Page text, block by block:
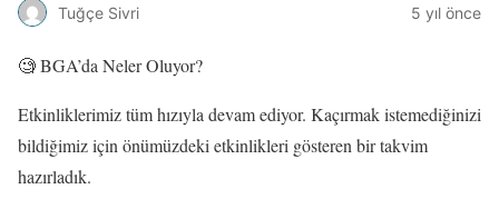
Tuğçe Sivri 5 yıl önce
🧐 BGA’da Neler Oluyor?
Etkinliklerimiz tüm hızıyla devam ediyor. Kaçırmak istemediğinizi
bildiğimiz için önümüzdeki etkinlikleri gösteren bir takvim
hazırladık.